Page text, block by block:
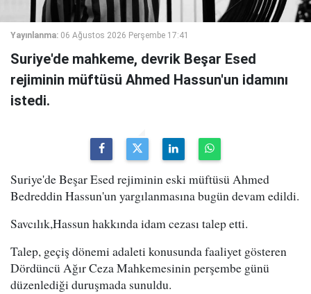
Yayınlanma: 06 Ağustos 2026 Perşembe 17:41
Suriye'de mahkeme, devrik Beşar Esed
rejiminin müftüsü Ahmed Hassun'un idamını
istedi.
Suriye'de Beşar Esed rejiminin eski müftüsü Ahmed
Bedreddin Hassun'un yargılanmasına bugün devam edildi.
Savcılık,Hassun hakkında idam cezası talep etti.
Talep, geçiş dönemi adaleti konusunda faaliyet gösteren
Dördüncü Ağır Ceza Mahkemesinin perşembe günü
düzenlediği duruşmada sunuldu.